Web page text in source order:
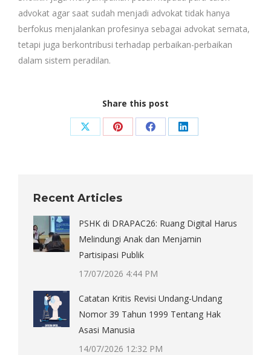
advokat agar saat sudah menjadi advokat tidak hanya
berfokus menjalankan profesinya sebagai advokat semata,
tetapi juga berkontribusi terhadap perbaikan-perbaikan
dalam sistem peradilan.
Share this post
Share Share Share Share
Recent Articles
PSHK di DRAPAC26: Ruang Digital Harus
Melindungi Anak dan Menjamin
Partisipasi Publik
17/07/2026 4:44 PM
Catatan Kritis Revisi Undang-Undang
Nomor 39 Tahun 1999 Tentang Hak
Asasi Manusia
14/07/2026 12:32 PM